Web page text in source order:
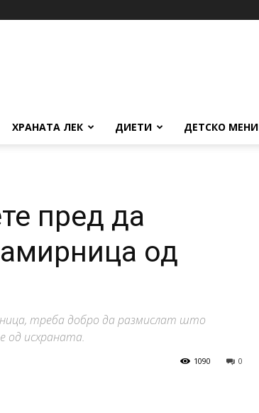
ХРАНАТА ЛЕК ДИЕТИ ДЕТСКО МЕНИ
пред да
од
треба добро да размислат што
од исхраната.
0
1090